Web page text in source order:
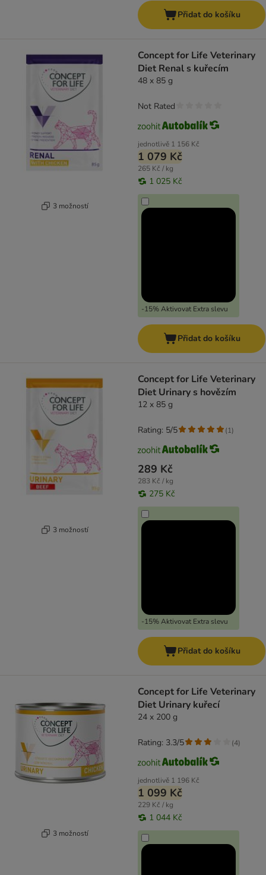
Přidat do košíku
3 možností
Concept for Life Veterinary
Diet Renal s kuřecím
48 x 85 g
jednotlivě 1 156 Kč
1 079 Kč
265 Kč / kg
1 025 Kč
-15% Aktivovat Extra slevu
Not Rated
Přidat do košíku
3 možností
Concept for Life Veterinary
Diet Urinary s hovězím
12 x 85 g
289 Kč
283 Kč / kg
275 Kč
-15% Aktivovat Extra slevu
Rating: 5/5 (1)
Přidat do košíku
3 možností
Concept for Life Veterinary
Diet Urinary kuřecí
24 x 200 g
jednotlivě 1 196 Kč
1 099 Kč
229 Kč / kg
1 044 Kč
Rating: 3.3/5 (4)